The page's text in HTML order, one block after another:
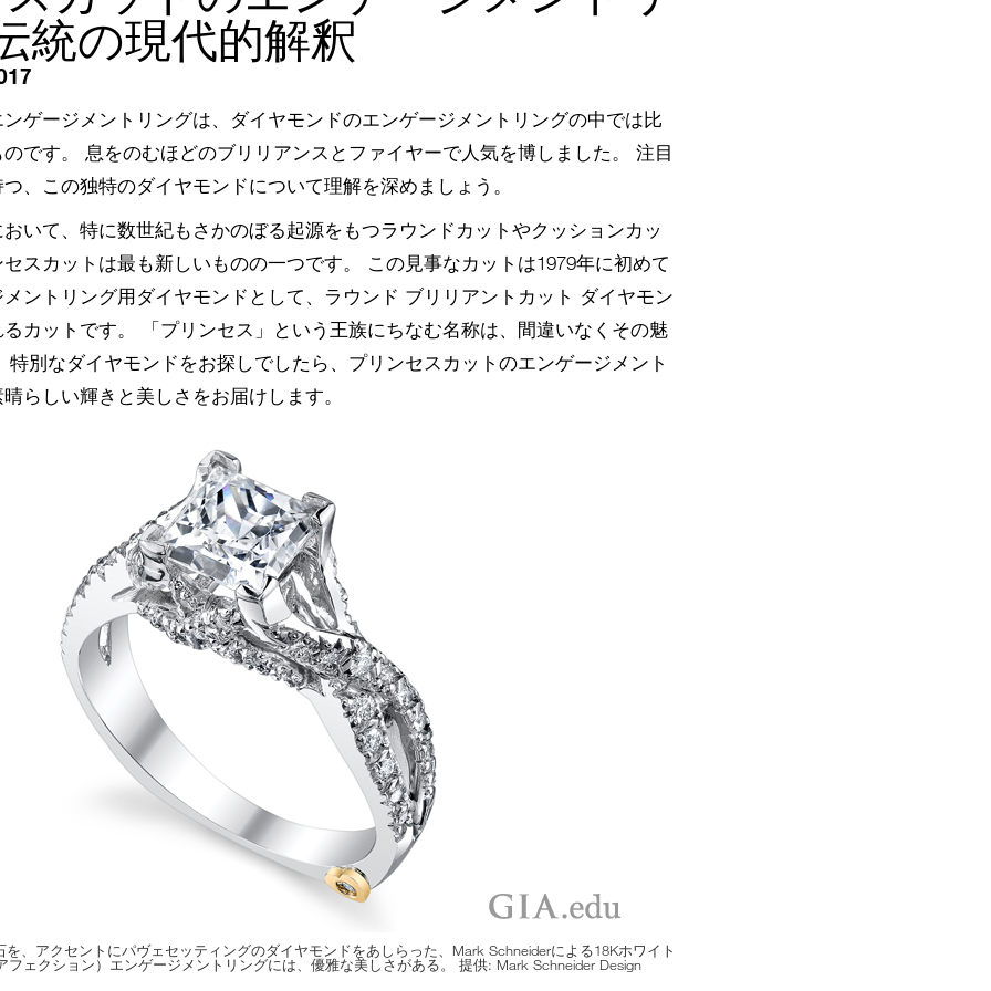
統の現代的解釈
ゲージメントリングは、ダイヤモンドのエンゲージメントリングの中では比
です。 息をのむほどのブリリアンスとファイヤーで人気を博しました。 注目
、この独特のダイヤモンドについて理解を深めましょう。
いて、特に数世紀もさかのぼる起源をもつラウンドカットやクッションカッ
セスカットは最も新しいものの一つです。 この見事なカットは1979年に初めて
ントリング用ダイヤモンドとして、ラウンド ブリリアントカット ダイヤモン
るカットです。 「プリンセス」という王族にちなむ名称は、間違いなくその魅
特別なダイヤモンドをお探しでしたら、プリンセスカットのエンゲージメント
らしい輝きと美しさをお届けします。
、アクセントにパヴェセッティングのダイヤモンドをあしらった、Mark Schneiderによる18Kホワイト
フェクション）エンゲージメントリングには、優雅な美しさがある。 提供: Mark Schneider Design